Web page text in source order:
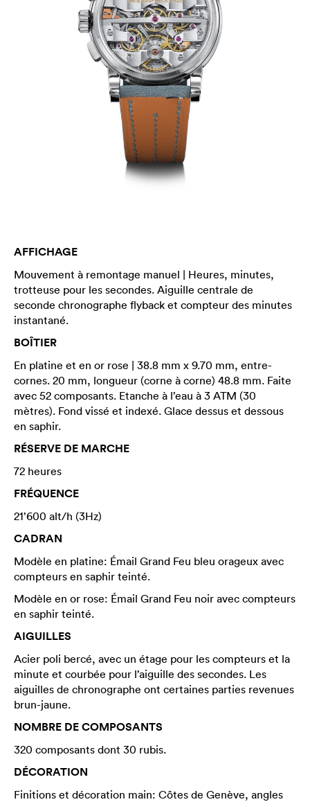
AFFICHAGE
Mouvement à remontage manuel | Heures, minutes,
trotteuse pour les secondes. Aiguille centrale de
seconde chronographe flyback et compteur des minutes
instantané.
BOÎTIER
En platine et en or rose | 38.8 mm x 9.70 mm, entre-
cornes. 20 mm, longueur (corne à corne) 48.8 mm. Faite
avec 52 composants. Etanche à l’eau à 3 ATM (30
mètres). Fond vissé et indexé. Glace dessus et dessous
en saphir.
RÉSERVE DE MARCHE
72 heures
FRÉQUENCE
21’600 alt/h (3Hz)
CADRAN
Modèle en platine: Émail Grand Feu bleu orageux avec
compteurs en saphir teinté.
Modèle en or rose: Émail Grand Feu noir avec compteurs
en saphir teinté.
AIGUILLES
Acier poli bercé, avec un étage pour les compteurs et la
minute et courbée pour l’aiguille des secondes. Les
aiguilles de chronographe ont certaines parties revenues
brun-jaune.
NOMBRE DE COMPOSANTS
320 composants dont 30 rubis.
DÉCORATION
Finitions et décoration main: Côtes de Genève, angles